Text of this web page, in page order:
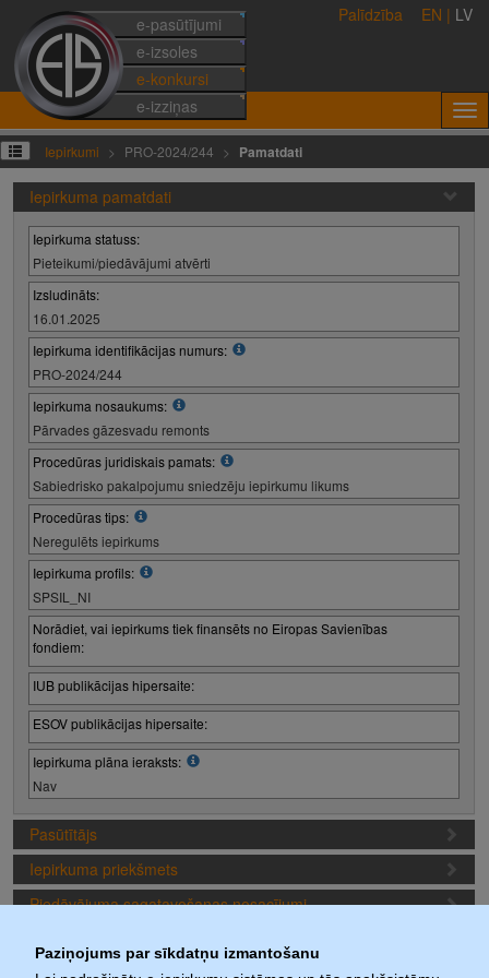
Paziņojums par sīkdatņu izmantošanu
e-pasūtījumi
e-izsoles
e-konkursi
e-izziņas
Palīdzība EN | LV
Iepirkumi PRO-2024/244 Pamatdati
Iepirkuma pamatdati
Iepirkuma statuss:
Pieteikumi/piedāvājumi atvērti
Izsludināts:
16.01.2025
Iepirkuma identifikācijas numurs:
PRO-2024/244
Iepirkuma nosaukums:
Pārvades gāzesvadu remonts
Procedūras juridiskais pamats:
Sabiedrisko pakalpojumu sniedzēju iepirkumu likums
Procedūras tips:
Neregulēts iepirkums
Iepirkuma profils:
SPSIL_NI
Norādiet, vai iepirkums tiek finansēts no Eiropas Savienības
fondiem:
IUB publikācijas hipersaite:
ESOV publikācijas hipersaite:
Iepirkuma plāna ieraksts:
Nav
Pasūtītājs
Iepirkuma priekšmets
Piedāvājuma sagatavošanas nosacījumi
Iepirkuma daļas